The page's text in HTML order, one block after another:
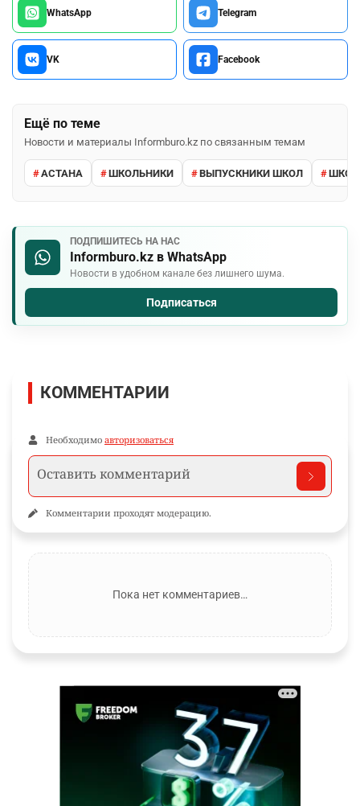
WhatsApp Telegram
VK Facebook
Ещё по теме
Новости и материалы Informburo.kz по связанным темам
АСТАНА ШКОЛЬНИКИ ВЫПУСКНИКИ ШКОЛ
ПОДПИШИТЕСЬ НА НАС
Informburo.kz в WhatsApp
Новости в удобном канале без лишнего шума.
Подписаться
КОММЕНТАРИИ
Необходимо авторизоваться
Комментарии проходят модерацию.
Пока нет комментариев…